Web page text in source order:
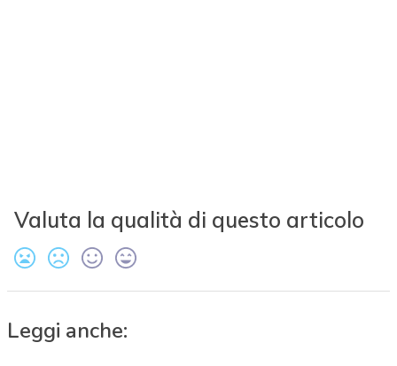
Valuta la qualità di questo articolo
Leggi anche: